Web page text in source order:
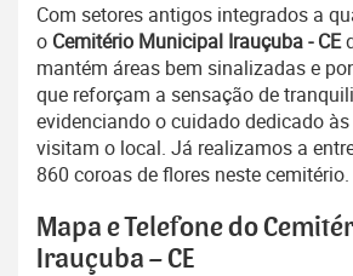
Com setores antigos integrados a
o Cemitério Municipal Irauçuba - CE
mantém áreas bem sinalizadas e
que reforçam a sensação de
evidenciando o cuidado dedicado
visitam o local. Já realizamos a
860 coroas de flores neste cemitério.
Mapa e Telefone do
Irauçuba – CE